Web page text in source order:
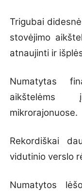
Trigubai
stovėjimo
atnaujinti ir
Numatytas
aikštelėms
mikrorajonuose.
Rekordiškai
vidutinio verslo
Numatytos